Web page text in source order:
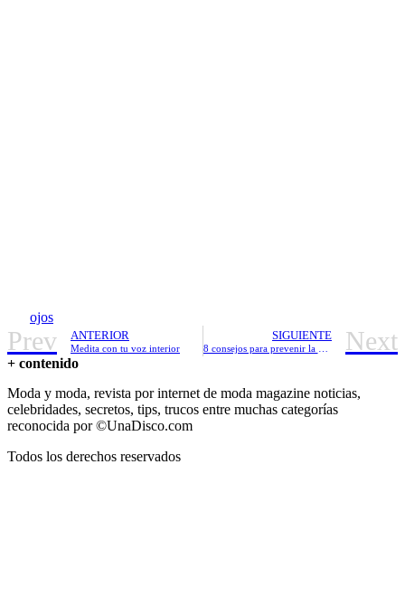
ojos
Prev ANTERIOR
Medita con tu voz interior
SIGUIENTE Next
+ contenido
Moda y moda, revista por internet de moda magazine noticias,
celebridades, secretos, tips, trucos entre muchas categorías
reconocida por ©UnaDisco.com
Todos los derechos reservados